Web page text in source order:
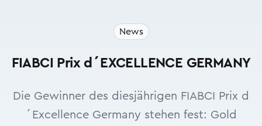
News
FIABCI Prix d´EXCELLENCE GERMANY
Die Gewinner des diesjährigen FIABCI Prix d
´Excellence Germany stehen fest: Gold